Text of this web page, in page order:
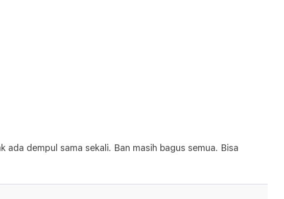
dempul sama sekali. Ban masih bagus semua. Bisa